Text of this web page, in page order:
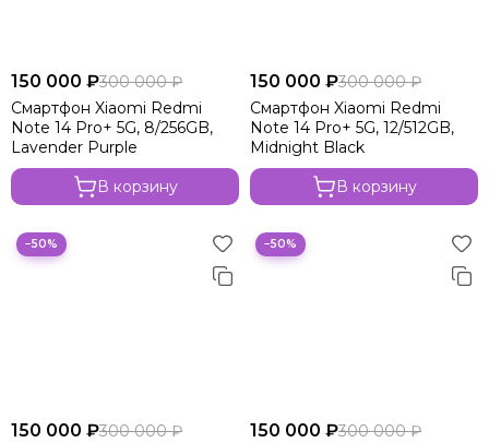
150 000 ₽300 000 ₽
Смартфон Xiaomi Redmi
Note 14 Pro+ 5G, 8/256GB,
Lavender Purple
В корзину
150 000 ₽300 000 ₽
Смартфон Xiaomi Redmi
Note 14 Pro+ 5G, 12/512GB,
Midnight Black
В корзину
−50%
150 000 ₽300 000 ₽
−50%
150 000 ₽300 000 ₽